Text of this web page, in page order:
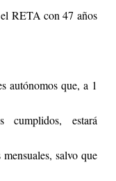
RETA con 47 años
autónomos que, a 1
estará
salvo que